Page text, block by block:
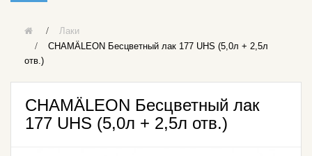
Лаки
CHAMÄLEON Бесцветный лак 177 UHS (5,0л + 2,5л
отв.)
CHAMÄLEON Бесцветный лак
177 UHS (5,0л + 2,5л отв.)